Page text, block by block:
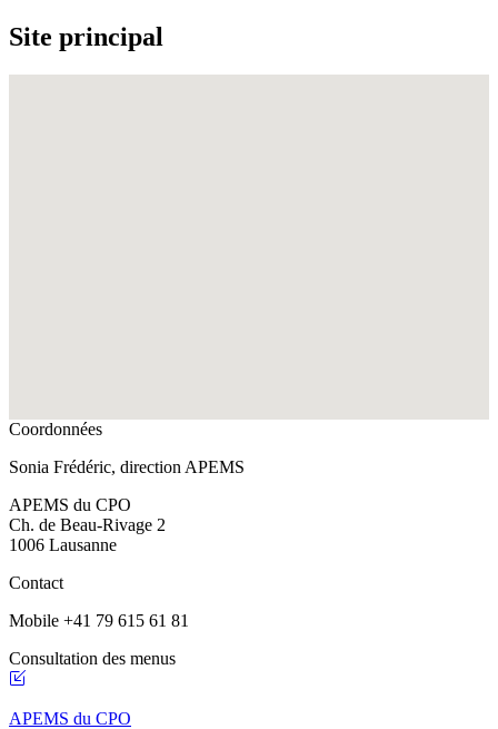
Site principal
Coordonnées
Sonia Frédéric, direction APEMS
APEMS du CPO
Ch. de Beau-Rivage 2
1006 Lausanne
Contact
Mobile +41 79 615 61 81
Consultation des menus
APEMS du CPO